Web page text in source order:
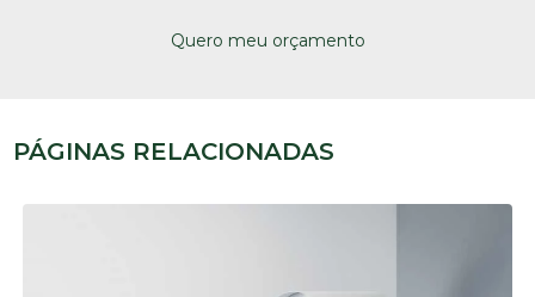
Quero meu orçamento
PÁGINAS RELACIONADAS